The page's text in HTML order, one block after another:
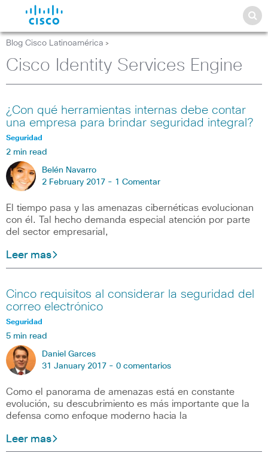
Blog Cisco Latinoamérica >
Cisco Identity Services Engine
¿Con qué herramientas internas debe contar
una empresa para brindar seguridad integral?
Seguridad
2 min read
Belén Navarro
2 February 2017 - 1 Comentar
El tiempo pasa y las amenazas cibernéticas evolucionan
con él. Tal hecho demanda especial atención por parte
del sector empresarial,
Leer mas
Cinco requisitos al considerar la seguridad del
correo electrónico
Seguridad
5 min read
Daniel Garces
31 January 2017 - 0 comentarios
Como el panorama de amenazas está en constante
evolución, su descubrimiento es más importante que la
defensa como enfoque moderno hacia la
Leer mas